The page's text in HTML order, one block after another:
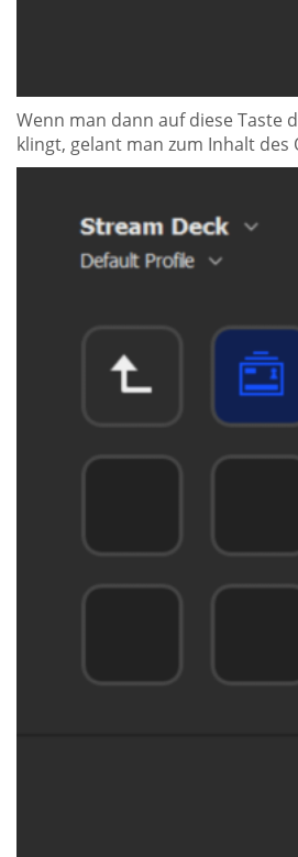
Wenn man dann auf diese Taste
klingt, gelant man zum Inhalt des